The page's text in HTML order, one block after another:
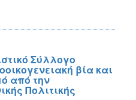
Σύλλογο
βία και
από την
Πολιτικής